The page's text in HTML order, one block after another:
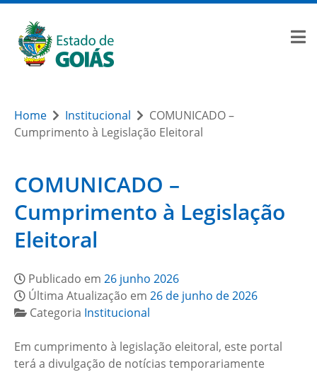
Home Institucional
COMUNICADO –
Cumprimento à Legislação Eleitoral
COMUNICADO –
Cumprimento à Legislação
Eleitoral
Publicado em 26 junho 2026
Última Atualização em 26 de junho de 2026
Categoria Institucional
Em cumprimento à legislação eleitoral, este portal
terá a divulgação de notícias temporariamente